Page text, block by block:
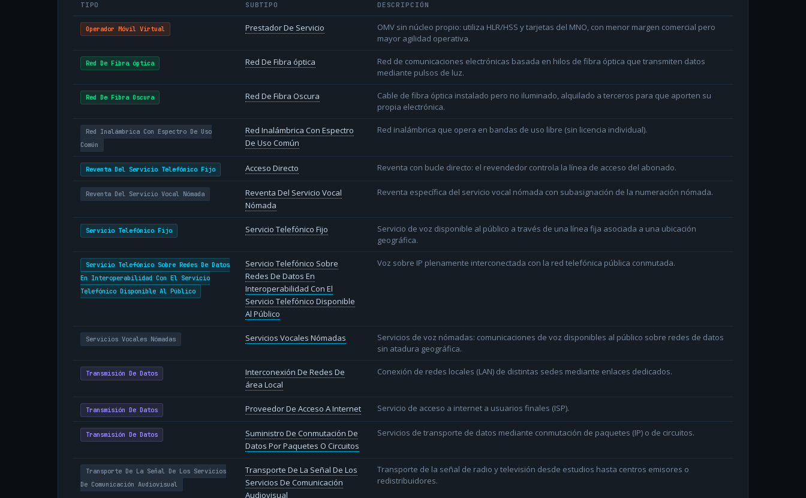
TIPO SUBTIPO DESCRIPCIÓN
Operador Móvil Virtual Prestador De Servicio
OMV sin núcleo propio: utiliza HLR/HSS y tarjetas del MNO, con menor margen comercial pero
mayor agilidad operativa.
Red De Fibra óptica Red De Fibra óptica
Red de comunicaciones electrónicas basada en hilos de fibra óptica que transmiten datos
mediante pulsos de luz.
Red De Fibra Oscura Red De Fibra Oscura
Cable de fibra óptica instalado pero no iluminado, alquilado a terceros para que aporten su
propia electrónica.
Red Inalámbrica Con Espectro De Uso
Común
Red Inalámbrica Con Espectro
De Uso Común
Red inalámbrica que opera en bandas de uso libre (sin licencia individual).
Reventa Del Servicio Telefónico Fijo Acceso Directo Reventa con bucle directo: el revendedor controla la línea de acceso del abonado.
Reventa Del Servicio Vocal Nómada
Reventa Del Servicio Vocal
Nómada
Reventa específica del servicio vocal nómada con subasignación de la numeración nómada.
Servicio Telefónico Fijo Servicio Telefónico Fijo
Servicio de voz disponible al público a través de una línea fija asociada a una ubicación
geográfica.
Servicio Telefónico Sobre Redes De Datos
En Interoperabilidad Con El Servicio
Telefónico Disponible Al Público
Servicio Telefónico Sobre
Redes De Datos En
Interoperabilidad Con El
Servicio Telefónico Disponible
Al Público
Voz sobre IP plenamente interconectada con la red telefónica pública conmutada.
Servicios Vocales Nómadas Servicios Vocales Nómadas
Servicios de voz nómadas: comunicaciones de voz disponibles al público sobre redes de datos
sin atadura geográfica.
Transmisión De Datos
Interconexión De Redes De
área Local
Conexión de redes locales (LAN) de distintas sedes mediante enlaces dedicados.
Transmisión De Datos Proveedor De Acceso A Internet Servicio de acceso a internet a usuarios finales (ISP).
Transmisión De Datos
Suministro De Conmutación De
Datos Por Paquetes O Circuitos
Servicios de transporte de datos mediante conmutación de paquetes (IP) o de circuitos.
Transporte De La Señal De Los Servicios
De Comunicación Audiovisual
Transporte De La Señal De Los
Servicios De Comunicación
Audiovisual
Transporte de la señal de radio y televisión desde estudios hasta centros emisores o
redistribuidores.